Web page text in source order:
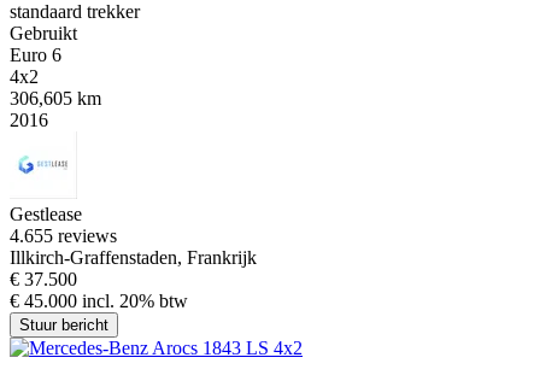
standaard trekker
Gebruikt
Euro 6
4x2
306,605 km
2016
Gestlease
4.655 reviews
Illkirch-Graffenstaden, Frankrijk
€ 37.500
€ 45.000 incl. 20% btw
Stuur bericht